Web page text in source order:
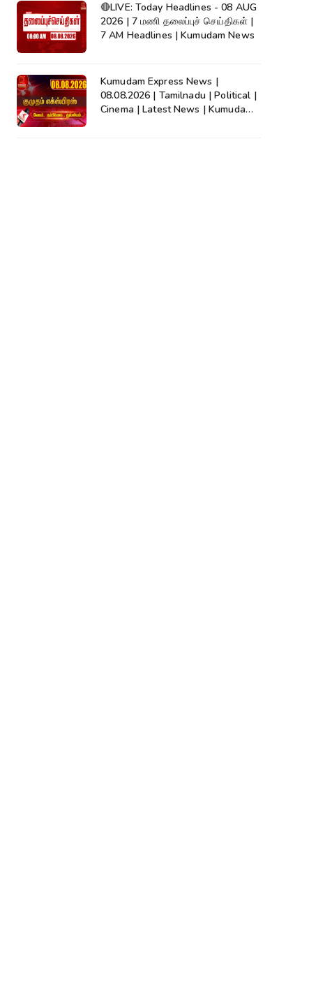
🔴LIVE: Today Headlines - 08 AUG
2026 | 7 மணி தலைப்புச் செய்திகள் |
7 AM Headlines | Kumudam News
Kumudam Express News |
08.08.2026 | Tamilnadu | Political |
Cinema | Latest News | Kumudam